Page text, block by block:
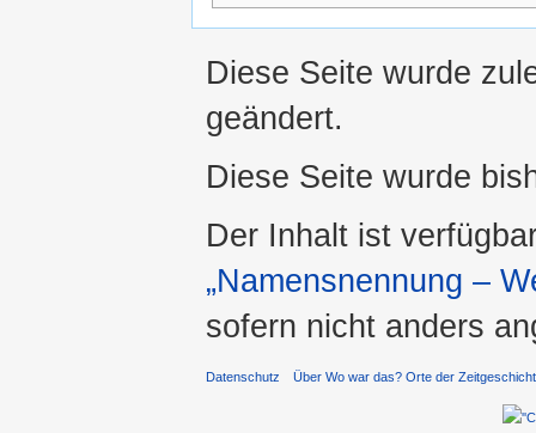
Diese Seite wurde
geändert.
Diese Seite wurde
Der Inhalt ist
„Namensnennung –
sofern nicht anders
Datenschutz Über Wo war das? Orte der